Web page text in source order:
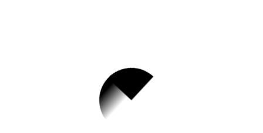
7월 21일 심폐소생
술 및 응급처치교육